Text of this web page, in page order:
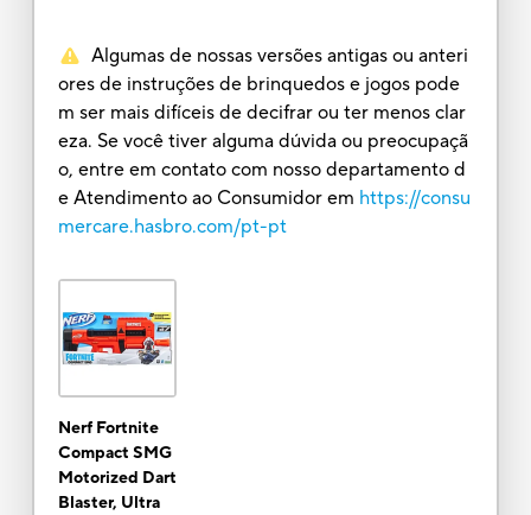
Algumas de nossas versões antigas ou anteri
ores de instruções de brinquedos e jogos pode
m ser mais difíceis de decifrar ou ter menos clar
eza. Se você tiver alguma dúvida ou preocupaçã
o, entre em contato com nosso departamento d
e Atendimento ao Consumidor em https://consu
mercare.hasbro.com/pt-pt
Nerf Fortnite
Compact SMG
Motorized Dart
Blaster, Ultra